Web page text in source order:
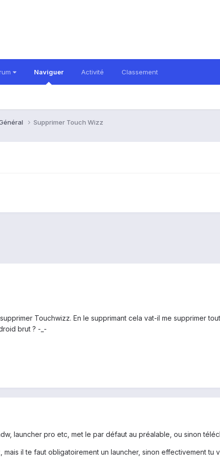
Naviguer Activité Classement
Supprimer Touch Wizz
Touchwizz. En le supprimant cela vat-il me supprimer
brut ? -_-
launcher pro etc, met le par défaut au préalable, ou sinon
mais il te faut obligatoirement un launcher, sinon effectivement tu